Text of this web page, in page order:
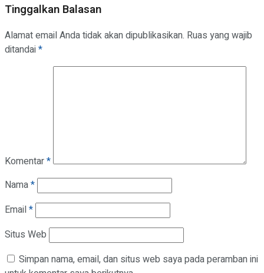
Tinggalkan Balasan
Alamat email Anda tidak akan dipublikasikan. Ruas yang wajib
ditandai*
Komentar*
Nama*
Email*
Situs Web
Simpan nama, email, dan situs web saya pada peramban ini